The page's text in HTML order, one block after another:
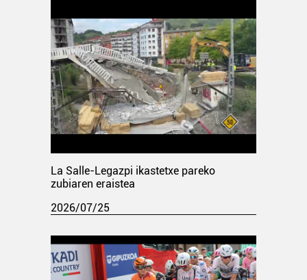
La Salle-Legazpi ikastetxe pareko
zubiaren eraistea
2026/07/25